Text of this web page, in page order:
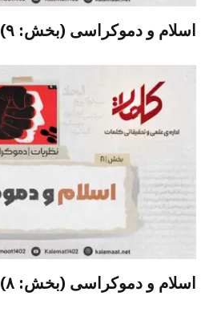
اسلام و دموکراسی (بخش: ۹)
اسلام و دموکراسی (بخش: ۸)